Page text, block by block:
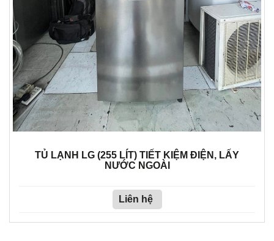
TỦ LẠNH LG (255 LÍT) TIẾT KIỆM ĐIỆN, LẤY
NƯỚC NGOÀI
Liên hệ